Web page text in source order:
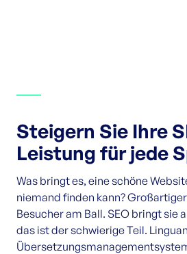
Steigern Sie Ihre
Leistung für jede
Was bringt es, eine schöne
niemand finden kann?
Besucher am Ball. SEO bringt sie
das ist der schwierige Teil.